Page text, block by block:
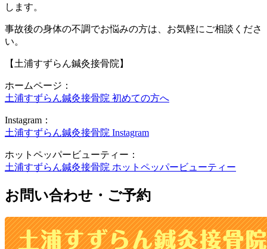
します。
事故後の身体の不調でお悩みの方は、お気軽にご相談くださ
い。
【土浦すずらん鍼灸接骨院】
ホームページ：
土浦すずらん鍼灸接骨院 初めての方へ
Instagram：
土浦すずらん鍼灸接骨院 Instagram
ホットペッパービューティー：
土浦すずらん鍼灸接骨院 ホットペッパービューティー
お問い合わせ・ご予約